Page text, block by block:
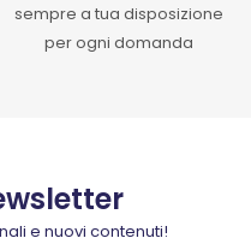
sempre a tua disposizione
per ogni domanda
e nuovi contenuti!